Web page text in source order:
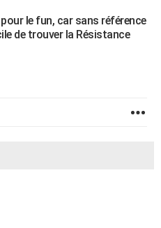
le fun, car sans référence
de trouver la Résistance